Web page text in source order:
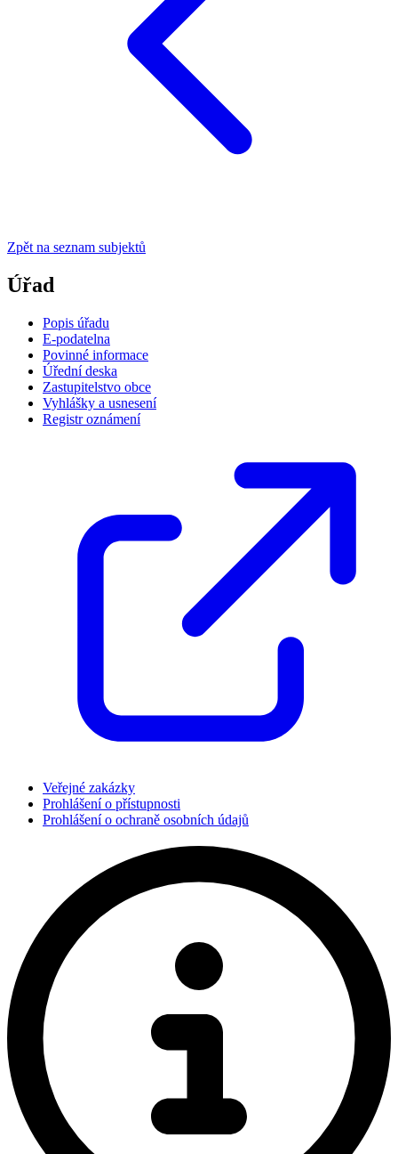
Zpět na seznam subjektů
Úřad
Popis úřadu
E-podatelna
Povinné informace
Úřední deska
Zastupitelstvo obce
Vyhlášky a usnesení
Registr oznámení
Veřejné zakázky
Prohlášení o přístupnosti
Prohlášení o ochraně osobních údajů